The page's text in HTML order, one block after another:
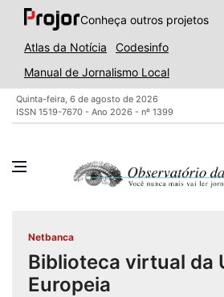
Conheça outros projetos
Atlas da Notícia
Codesinfo
Manual de Jornalismo Local
Quinta-feira, 6 de agosto de 2026
ISSN 1519-7670 - Ano 2026 - nº 1399
Netbanca
Biblioteca virtual da
Europeia